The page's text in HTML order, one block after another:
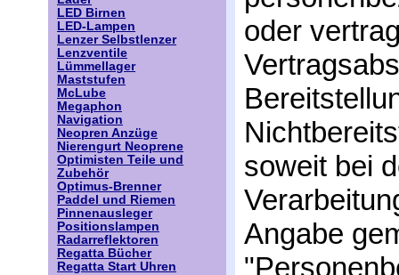
LED Birnen
LED-Lampen
Lenzer Selbstlenzer
Lenzventile
Lümmellager
Maststufen
McLube
Megaphon
Navigation
Neopren Anzüge
Nierengurt Neoprene
Optimisten Teile und
Zubehör
Optimus-Brenner
Paddel und Riemen
Pinnenausleger
Positionslampen
Radarreflektoren
Regatta Bücher
Regatta Start Uhren
oder
soweit bei
Angabe